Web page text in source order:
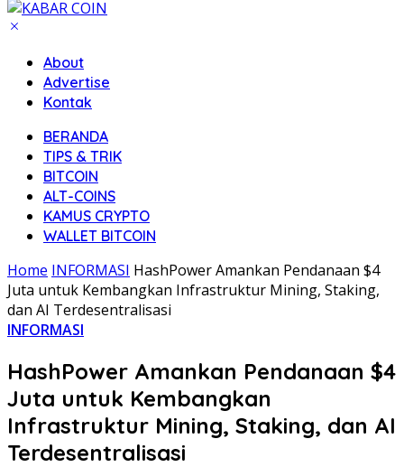
About
Advertise
Kontak
BERANDA
TIPS & TRIK
BITCOIN
ALT-COINS
KAMUS CRYPTO
WALLET BITCOIN
Home INFORMASI HashPower Amankan Pendanaan $4
Juta untuk Kembangkan Infrastruktur Mining, Staking,
dan AI Terdesentralisasi
INFORMASI
HashPower Amankan Pendanaan $4
Juta untuk Kembangkan
Infrastruktur Mining, Staking, dan AI
Terdesentralisasi